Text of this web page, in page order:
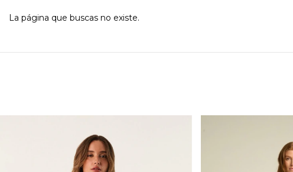
La página que buscas no existe.